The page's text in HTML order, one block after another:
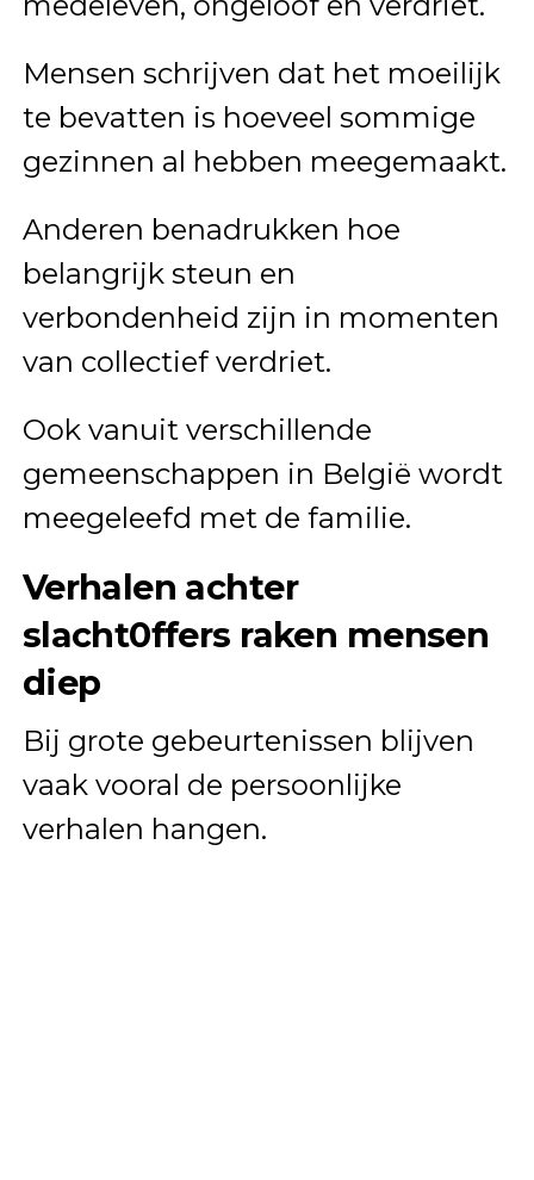
Mensen schrijven dat het moeilijk
te bevatten is hoeveel sommige
gezinnen al hebben meegemaakt.
Anderen benadrukken hoe
belangrijk steun en
verbondenheid zijn in momenten
van collectief verdriet.
Ook vanuit verschillende
gemeenschappen in België wordt
meegeleefd met de familie.
Verhalen achter
slacht0ffers raken mensen
diep
Bij grote gebeurtenissen blijven
vaak vooral de persoonlijke
verhalen hangen.